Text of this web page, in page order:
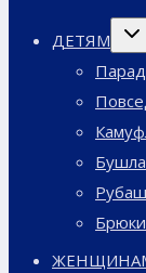
ДЕТЯМ